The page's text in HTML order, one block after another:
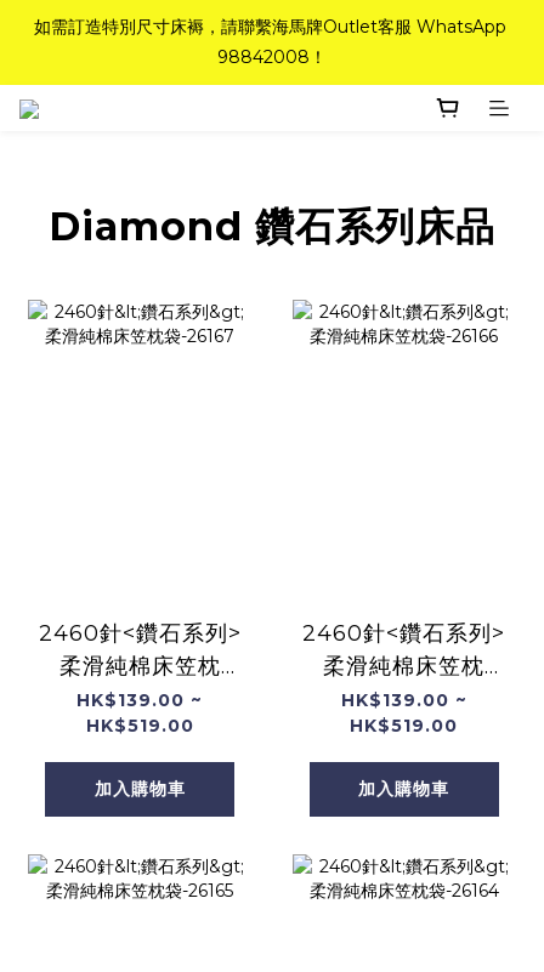
如需訂造特別尺寸床褥，請聯繫海馬牌Outlet客服 WhatsApp
98842008！
如需訂造特別尺寸床褥，請聯繫海馬牌Outlet客服 WhatsApp
98842008！
Top-Tier Quality系列床褥82折(新永久記憶床褥 及 健康記憶床
粉紅水晶床褥，立即搶購，享6折優惠！
98842008！
Diamond 鑽石系列床品
2460針<鑽石系列>
柔滑純棉床笠枕
袋-26167
HK$139.00 ~
HK$519.00
加入購物車
2460針<鑽石系列>
柔滑純棉床笠枕
袋-26166
HK$139.00 ~
HK$519.00
加入購物車